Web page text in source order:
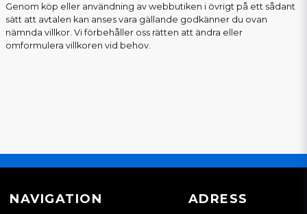
Genom köp eller användning av webbutiken i övrigt på ett sådant
sätt att avtalen kan anses vara gällande godkänner du ovan
nämnda villkor. Vi förbehåller oss rätten att ändra eller
omformulera villkoren vid behov.
NAVIGATION ADRESS